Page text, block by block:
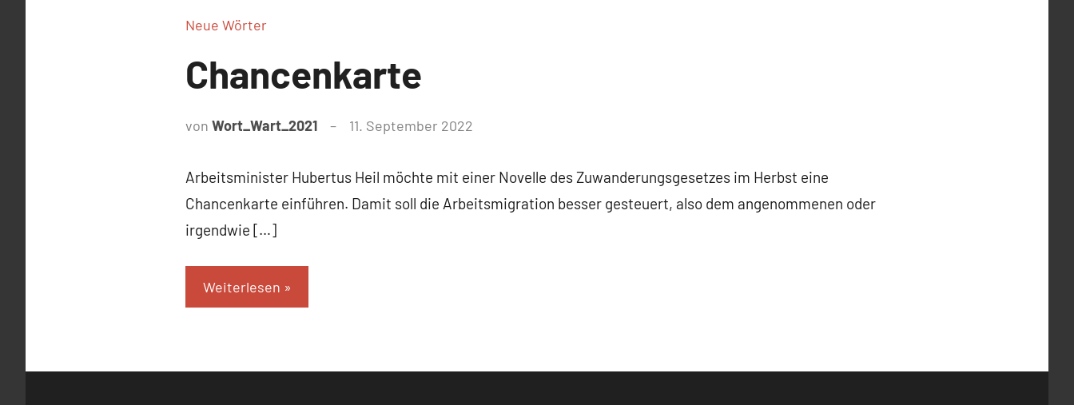
Neue Wörter
Chancenkarte
von Wort_Wart_2021 11. September 2022
Arbeitsminister Hubertus Heil möchte mit einer Novelle des Zuwanderungsgesetzes im Herbst eine
Chancenkarte einführen. Damit soll die Arbeitsmigration besser gesteuert, also dem angenommenen oder
irgendwie […]
Weiterlesen